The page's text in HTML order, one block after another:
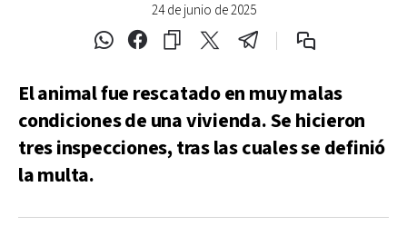
24 de junio de 2025
El animal fue rescatado en muy malas
condiciones de una vivienda. Se hicieron
tres inspecciones, tras las cuales se definió
la multa.